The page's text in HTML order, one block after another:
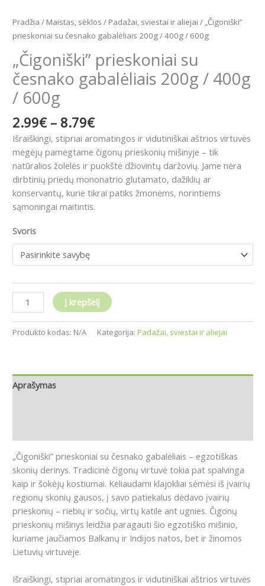
Pradžia / Maistas, sėklos / Padažai, sviestai ir aliejai / „Čigoniški”
prieskoniai su česnako gabalėliais 200g / 400g / 600g
„Čigoniški” prieskoniai su
česnako gabalėliais 200g / 400g
/ 600g
2.99€ – 8.79€
Išraiškingi, stipriai aromatingos ir vidutiniškai aštrios virtuvės
mėgėjų pamėgtame čigonų prieskonių mišinyje – tik
natūralios žolelės ir puokštė džiovintų daržovių. Jame nėra
dirbtinių priedų mononatrio glutamato, dažiklių ar
konservantų, kurie tikrai patiks žmonėms, norintiems
sąmoningai maitintis.
Svoris
Į krepšelį
Produkto kodas: N/A Kategorija: Padažai, sviestai ir aliejai
Aprašymas
„Čigoniški” prieskoniai su česnako gabalėliais – egzotiškas
skonių derinys. Tradicinė čigonų virtuvė tokia pat spalvinga
kaip ir šokėjų kostiumai. Keliaudami klajokliai sėmėsi iš įvairių
regionų skonių gausos, į savo patiekalus dėdavo įvairių
prieskonių – riebių ir sočių, virtų katile ant ugnies. Čigonų
prieskonių mišinys leidžia paragauti šio egzotiško mišinio,
kuriame jaučiamos Balkanų ir Indijos natos, bet ir žinomos
Lietuvių virtuvėje.
Išraiškingi, stipriai aromatingos ir vidutiniškai aštrios virtuvės